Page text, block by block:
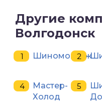
Другие
Волгодонск
Шиномонтаж
Мастер-
Холод